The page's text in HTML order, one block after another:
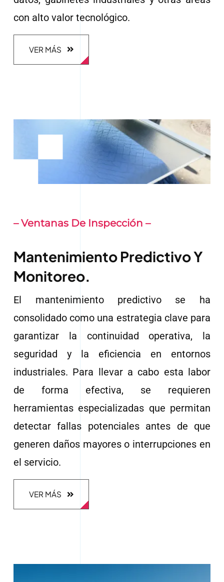
con alto valor tecnológico.
VER MÁS
– Ventanas De Inspección –
Mantenimiento Predictivo Y
Monitoreo.
El mantenimiento predictivo se ha
consolidado como una estrategia clave para
garantizar la continuidad operativa, la
seguridad y la eficiencia en entornos
industriales. Para llevar a cabo esta labor
de forma efectiva, se requieren
herramientas especializadas que permitan
detectar fallas potenciales antes de que
generen daños mayores o interrupciones en
el servicio.
VER MÁS